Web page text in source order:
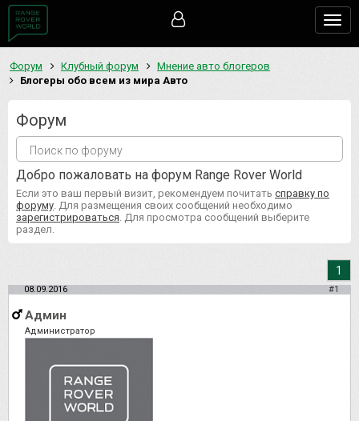
Форум Клубный форум
Мнение авто блогеров
Блогеры обо всем из мира Авто
Форум
Добро пожаловать на форум Range Rover World
Если это ваш первый визит, рекомендуем почитать справку по
форуму . Для размещения своих сообщений необходимо
зарегистрироваться . Для просмотра сообщений выберите
раздел.
1
08.09.2016 #1
Админ
Администратор